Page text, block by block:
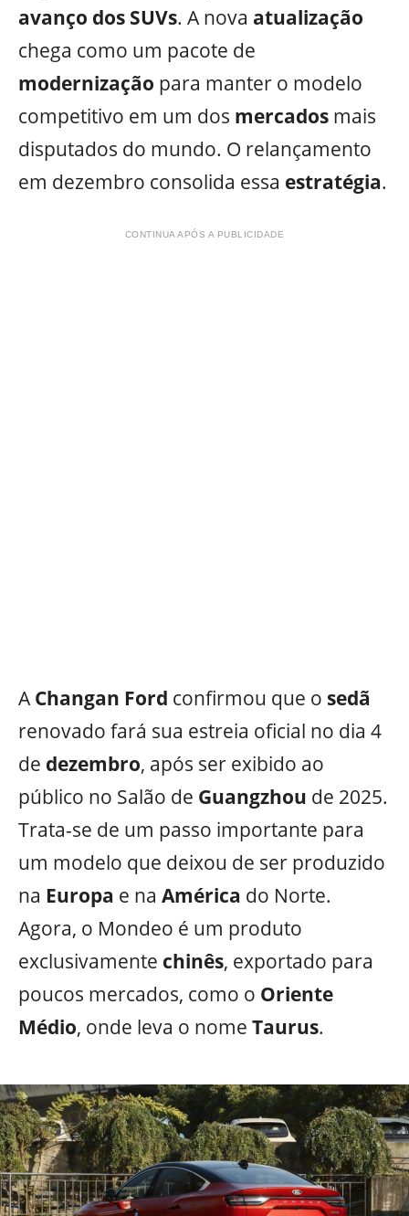
avanço dos SUVs. A nova atualização
chega como um pacote de
modernização para manter o modelo
competitivo em um dos mercados mais
disputados do mundo. O relançamento
em dezembro consolida essa estratégia.
CONTINUA APÓS A PUBLICIDADE
AChangan Ford confirmou que o sedã
renovado fará sua estreia oficial no dia 4
de dezembro, após ser exibido ao
público no Salão de Guangzhou de 2025.
Trata-se de um passo importante para
um modelo que deixou de ser produzido
na Europa e na América do Norte.
Agora, o Mondeo é um produto
exclusivamente chinês, exportado para
poucos mercados, como o Oriente
Médio, onde leva o nome Taurus.